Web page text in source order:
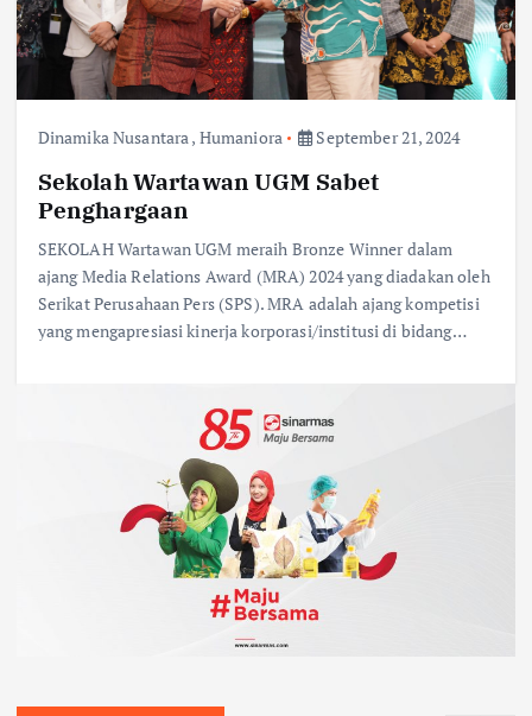
Dinamika Nusantara , Humaniora September 21, 2024
Sekolah Wartawan UGM Sabet
Penghargaan
SEKOLAH Wartawan UGM meraih Bronze Winner dalam
ajang Media Relations Award (MRA) 2024 yang diadakan oleh
Serikat Perusahaan Pers (SPS). MRA adalah ajang kompetisi
yang mengapresiasi kinerja korporasi/institusi di bidang…